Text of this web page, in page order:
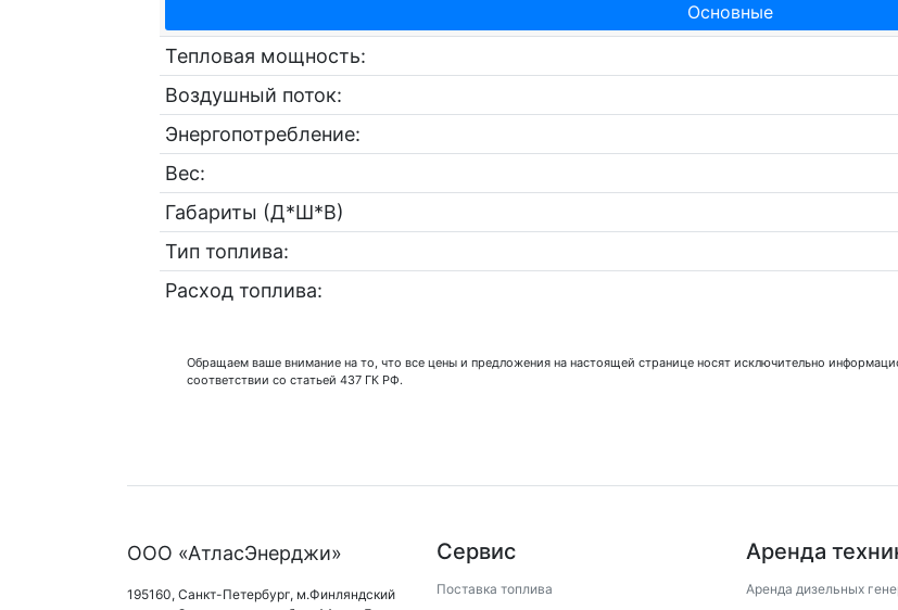
Основные
Тепловая мощность:
Воздушный поток:
Энергопотребление:
Вес:
Габариты (Д*Ш*В)
Тип топлива:
Расход топлива:
Обращаем ваше внимание на то, что все цены и предложения на настоящей странице носят исключительно
соответствии со статьей 437 ГК РФ.
ООО «АтласЭнерджи»
195160, Санкт-Петербург, м.Финляндский
Сервис
Поставка топлива
Аренда
Аренда дизельных